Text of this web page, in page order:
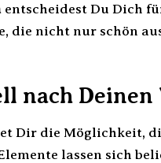
entscheidest Du Dich
nicht nur schön
nach Deinen
Dir die Möglichkeit,
lassen sich